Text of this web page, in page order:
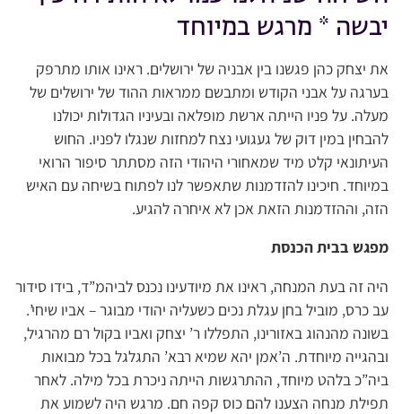
יבשה * מרגש במיוחד
את יצחק כהן פגשנו בין אבניה של ירושלים. ראינו אותו מתרפק
בערגה על אבני הקודש ומתבשם ממראות ההוד של ירושלים של
מעלה. על פניו הייתה ארשת מופלאה ובעיניו הגדולות יכולנו
להבחין במין דוק של געגועי נצח למחזות שנגלו לפניו. החוש
העיתונאי קלט מיד שמאחורי היהודי הזה מסתתר סיפור הרואי
במיוחד. חיכינו להזדמנות שתאפשר לנו לפתוח בשיחה עם האיש
הזה, וההזדמנות הזאת אכן לא איחרה להגיע.
מפגש בבית הכנסת
היה זה בעת המנחה, ראינו את מיודעינו נכנס לביהמ”ד, בידו סידור
עב כרס, מוביל בחן עגלת נכים כשעליה יהודי מבוגר – אביו שיחי’.
בשונה מהנהוג באזורינו, התפללו ר’ יצחק ואביו בקול רם מהרגיל,
ובהגייה מיוחדת. ה’אמן יהא שמיא רבא’ התגלגל בכל מבואות
ביה”כ בלהט מיוחד, ההתרגשות הייתה ניכרת בכל מילה. לאחר
תפילת מנחה הצענו להם כוס קפה חם. מרגש היה לשמוע את